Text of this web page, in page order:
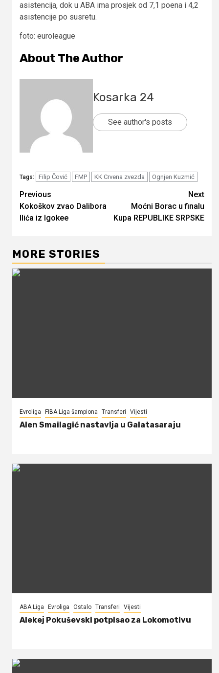
asistencija, dok u ABA ima prosjek od 7,1 poena i 4,2
asistencije po susretu.
foto: euroleague
About The Author
Kosarka 24
See author's posts
Tags: Filip Čović FMP KK Crvena zvezda Ognjen Kuzmić
Continue
Reading
Previous
Kokoškov zvao Dalibora
Ilića iz Igokee
Next
Moćni Borac u finalu
Kupa REPUBLIKE SRPSKE
MORE STORIES
Evroliga FIBA Liga šampiona Transferi Vijesti
Alen Smailagić nastavlja u Galatasaraju
ABA Liga Evroliga Ostalo Transferi Vijesti
Alekej Pokuševski potpisao za Lokomotivu